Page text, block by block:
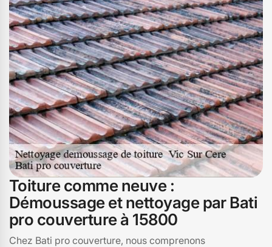
Toiture comme neuve :
Démoussage et nettoyage par Bati
pro couverture à 15800
Chez Bati pro couverture, nous comprenons